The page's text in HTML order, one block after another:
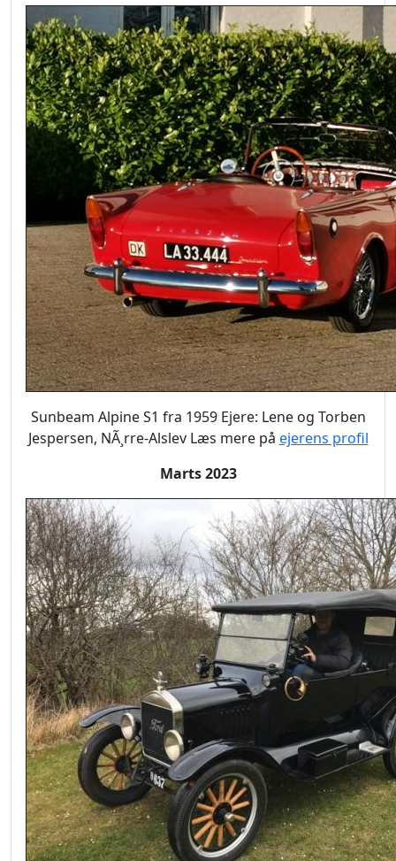
Sunbeam Alpine S1 fra 1959 Ejere: Lene og Torben
Jespersen, NÃ¸rre-Alslev Læs mere på ejerens profil
Marts 2023